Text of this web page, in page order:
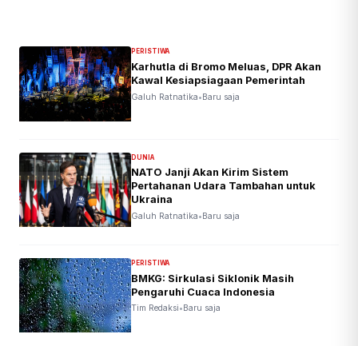
PERISTIWA
Karhutla di Bromo Meluas, DPR Akan
Kawal Kesiapsiagaan Pemerintah
Galuh Ratnatika•Baru saja
DUNIA
NATO Janji Akan Kirim Sistem
Pertahanan Udara Tambahan untuk
Ukraina
Galuh Ratnatika• Baru saja
PERISTIWA
BMKG: Sirkulasi Siklonik Masih
Pengaruhi Cuaca Indonesia
Tim Redaksi• Baru saja